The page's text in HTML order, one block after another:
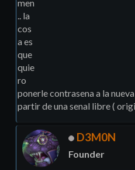
men
.. la
cos
a es
que
quie
ro
ponerle contrasena a la
partir de una senal libre (
D3M0N
Founder